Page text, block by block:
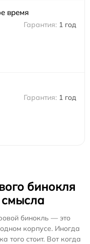
время
1 год
1 год
бинокля
бинокль — это
корпусе. Иногда
того стоит. Вот когда